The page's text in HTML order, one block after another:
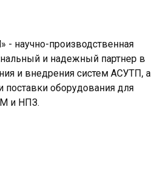
научно-производственная
и надежный партнер в
и внедрения систем АСУТП, а
поставки оборудования для
и НПЗ.